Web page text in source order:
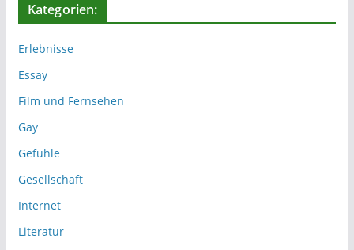
Kategorien:
Erlebnisse
Essay
Film und Fernsehen
Gay
Gefühle
Gesellschaft
Internet
Literatur